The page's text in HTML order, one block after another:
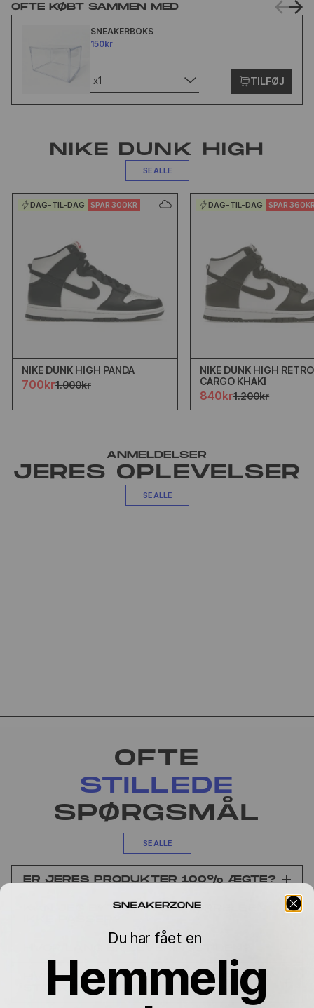
OFTE KØBT SAMMEN MED
SNEAKERBOKS
150kr
x1 TILFØJ
NIKE DUNK HIGH
SE ALLE
DAG-TIL-DAG SPAR 300KR
NIKE DUNK HIGH PANDA
700kr1.000kr
DAG-TIL-DAG SPAR
NIKE DUNK HIGH RETRO
CARGO KHAKI
840kr1.200kr
ANMELDELSER
JERES OPLEVELSER
SE ALLE
OFTE
STILLEDE
SPØRGSMÅL
SE ALLE
ER JERES PRODUKTER 100% ÆGTE?
KAN JEG BYTTE, HVIS STØRRELSEN
HVORFOR VARIERER PRISEN MELLEM
STØRRELSERNE?
Du har fået en
Hemmelig